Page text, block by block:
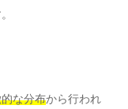
な分布から行われ